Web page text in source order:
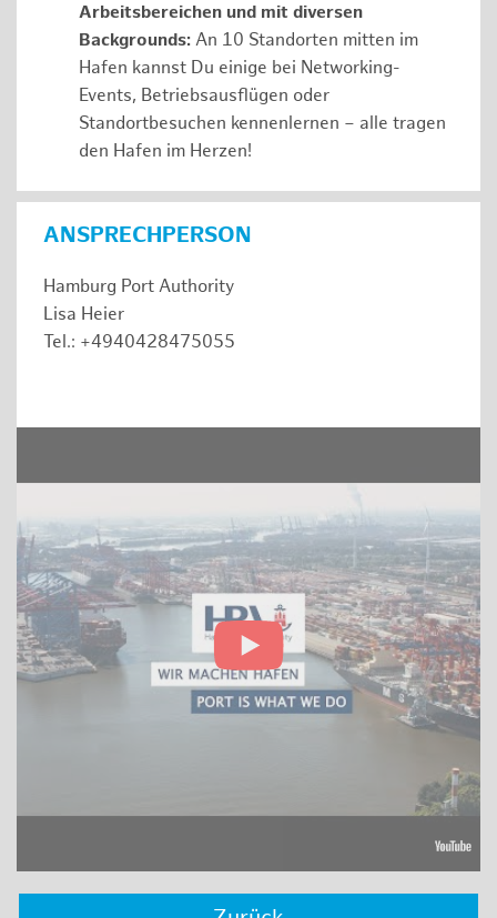
Arbeitsbereichen und mit diversen
Backgrounds: An 10 Standorten mitten im
Hafen kannst Du einige bei Networking-
Events, Betriebsausflügen oder
Standortbesuchen kennenlernen – alle tragen
den Hafen im Herzen!
ANSPRECHPERSON
Hamburg Port Authority
Lisa Heier
Tel.: +4940428475055